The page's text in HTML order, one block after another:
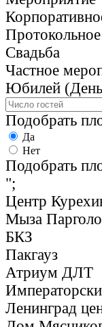
Протокольное
Свадьба
Частное
Юбилей
Подобрать
Да
Нет
Подобрать
";
Центр
Мыза
БКЗ
Пакгауз
Атриум ДЛТ
Ленинград